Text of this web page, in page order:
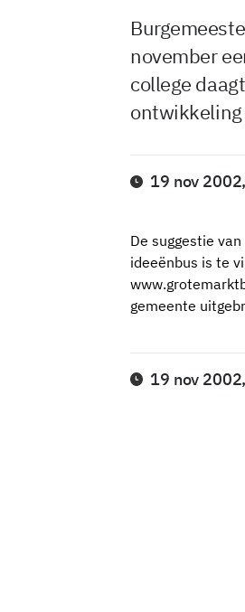
november
college
ontwikkeling
19 nov
De suggestie
ideeënbus is te
gemeente
19 nov